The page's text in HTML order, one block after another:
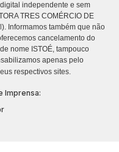
independente e sem
TRES COMÉRCIO DE
Informamos também que não
cancelamento do
nome ISTOÉ, tampouco
apenas pelo
respectivos sites.
Imprensa: